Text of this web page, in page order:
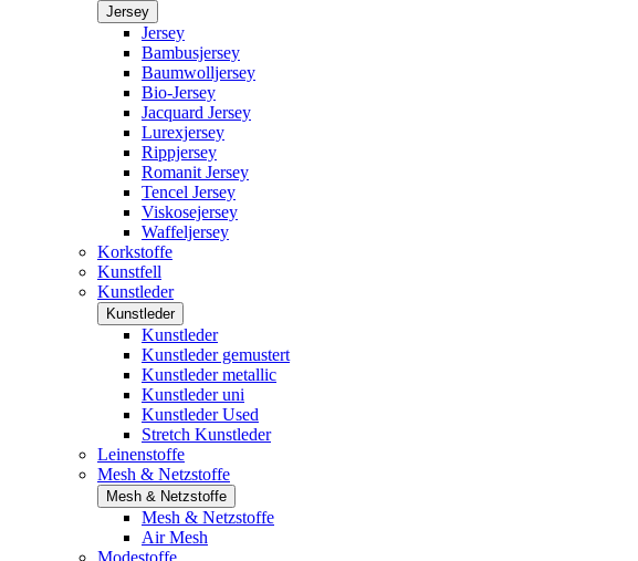
Jersey
Jersey
Bambusjersey
Baumwolljersey
Bio-Jersey
Jacquard Jersey
Lurexjersey
Rippjersey
Romanit Jersey
Tencel Jersey
Viskosejersey
Waffeljersey
Korkstoffe
Kunstfell
Kunstleder
Kunstleder
Kunstleder
Kunstleder gemustert
Kunstleder metallic
Kunstleder uni
Kunstleder Used
Stretch Kunstleder
Leinenstoffe
Mesh & Netzstoffe
Mesh & Netzstoffe
Mesh & Netzstoffe
Air Mesh
Modestoffe